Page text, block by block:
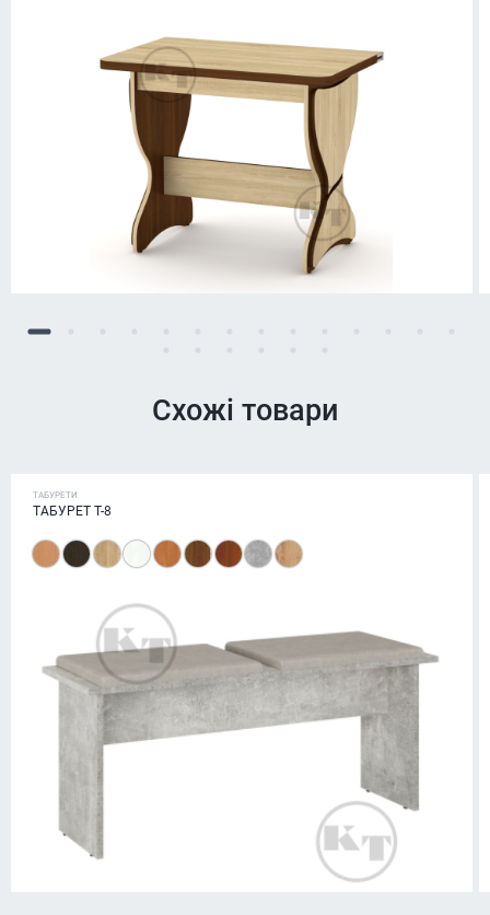
Схожі товари
ТАБУРЕТИ
ТАБУРЕТ Т-8